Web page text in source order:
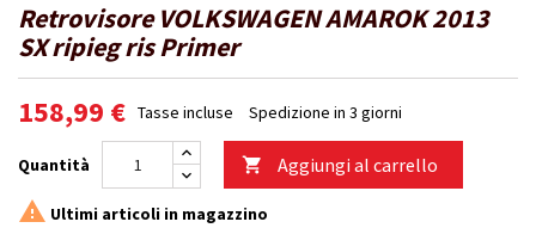
Retrovisore VOLKSWAGEN AMAROK 2013
SX ripieg ris Primer
158,99 € Tasse incluse Spedizione in 3 giorni
Quantità  Aggiungi al carrello
 Ultimi articoli in magazzino